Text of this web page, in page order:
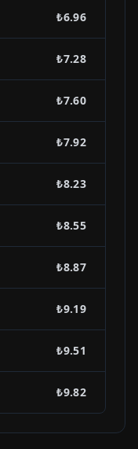
₺6.96
₺7.28
₺7.60
₺7.92
₺8.23
₺8.55
₺8.87
₺9.19
₺9.51
₺9.82